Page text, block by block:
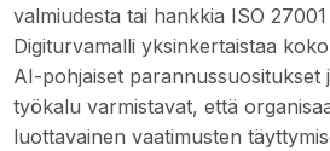
valmiudesta tai hankkia ISO
Digiturvamalli yksinkertaistaa
AI-pohjaiset parannussuositukset
työkalu varmistavat, että
luottavainen vaatimusten